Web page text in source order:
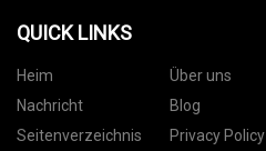
QUICK LINKS
Heim Über uns
Nachricht
Blog
Seitenverzeichnis
Privacy Policy